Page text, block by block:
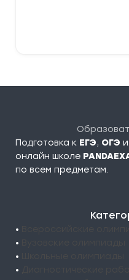
Подготовка к ЕГЭ, ОГЭ и
онлайн школе
по всем предметам.
•
•
•
•